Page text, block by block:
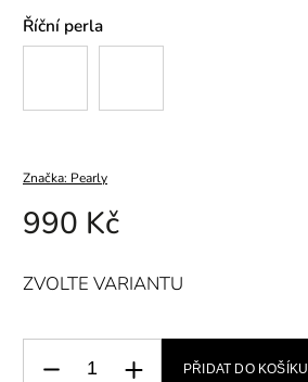
Říční perla
Značka: Pearly
990 Kč
ZVOLTE VARIANTU
PŘIDAT DO KOŠÍKU